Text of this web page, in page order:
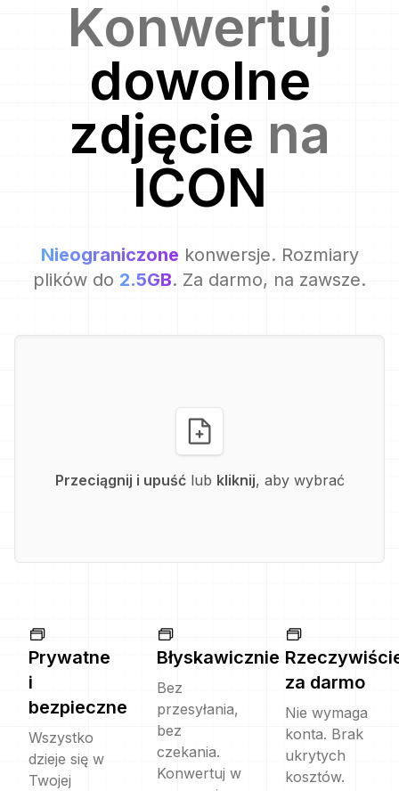
Konwertuj
dowolne
zdjęcie na
ICON
Nieograniczone konwersje. Rozmiary
plików do 2.5GB. Za darmo, na zawsze.
Przeciągnij i upuść lub kliknij, aby wybrać
Prywatne
i
bezpieczne
Wszystko
dzieje się w
Twojej
Błyskawicznie
Bez
przesyłania,
bez
czekania.
Konwertuj w
za darmo
Nie wymaga
konta. Brak
ukrytych
kosztów.